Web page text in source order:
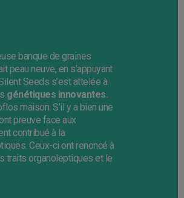
banque de graines
peau neuve, en s’appuyant
Seeds s’est attelée à
génétiques innovantes.
maison. S’il y a bien une
preuve face aux
contribué à la
Ceux-ci ont renoncé à
traits organoleptiques et le